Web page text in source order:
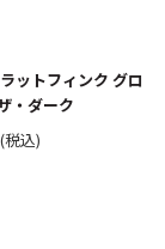
ットフィンク グロ
・ダーク
込)